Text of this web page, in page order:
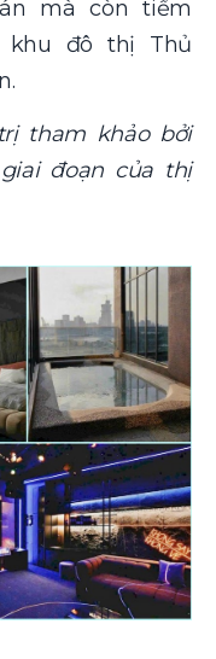
mà còn tiềm
đô thị Thủ
tham khảo bởi
đoạn của thị